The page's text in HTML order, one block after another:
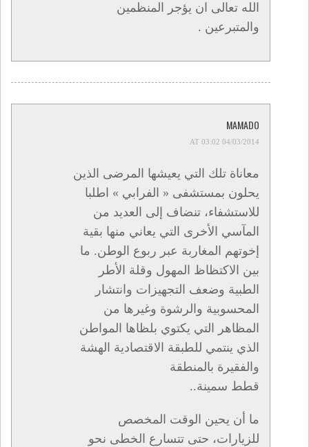
الله تعالى ان يؤجر المنظمين
والمتبرعين .
MAMADO
04/03/2014 AT 03:02
معاناة تلك التي يعيشها المرضى الذين
يحلون بمستشفى « الفرابي » اطلبا
للاستشفاء، تنضاف إلى العديد من
المآسي الأخرى التي يعاني منها بقية
إخوتهم المغاربة عبر ربوع الوطن. ما
بين الاكتظاظ المهول وقلة الأطر
الطبية وضعف التجهيزات وانتشار
المحسوبية والرشوة وغيرها من
المظاهر التي يكتوي بلظاها المواطن
الذي ينتمي للطبقة الاقتصادية الهشة
والفقيرة بالمنطقة
قطط سمينة..
ما أن يحين الوقت المخصص
للزيارات، حتى تتسارع الخطى نحو